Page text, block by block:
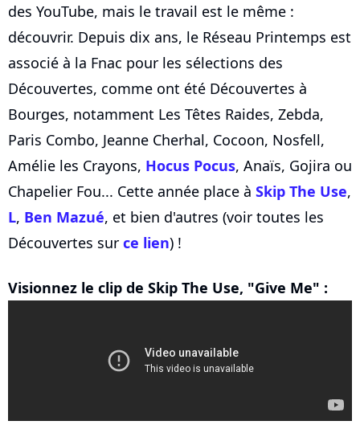
des YouTube, mais le travail est le même :
découvrir. Depuis dix ans, le Réseau Printemps est
associé à la Fnac pour les sélections des
Découvertes, comme ont été Découvertes à
Bourges, notamment Les Têtes Raides, Zebda,
Paris Combo, Jeanne Cherhal, Cocoon, Nosfell,
Amélie les Crayons, Hocus Pocus, Anaïs, Gojira ou
Chapelier Fou... Cette année place à Skip The Use,
L, Ben Mazué, et bien d'autres (voir toutes les
Découvertes sur ce lien) !
Visionnez le clip de Skip The Use, "Give Me" :